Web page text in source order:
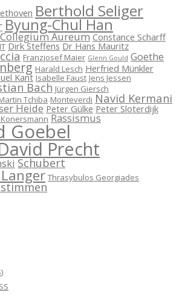
Berthold Seliger
Byung-Chul Han
Collegium Aureum Constance Scharff
Dirk Steffens Dr Hans Mauritz
Franzjosef Maier Glenn Gould Goethe
Harald Lesch Herfried Münkler
Kant Isabelle Faust Jens Jessen
Bach Jürgen Giersch
Tchiba Monteverdi Navid Kermani
Heide Peter Gülke Peter Sloterdijk
Rassismus
Goebel
Precht
Schubert
Thrasybulos Georgiades
)